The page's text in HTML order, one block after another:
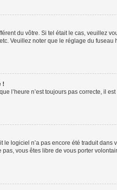
du vôtre. Si tel était le cas, veuillez
Veuillez noter que le réglage du
!
l’heure n’est toujours pas correcte, il
logiciel n’a pas encore été traduit
vous êtes libre de vous porter